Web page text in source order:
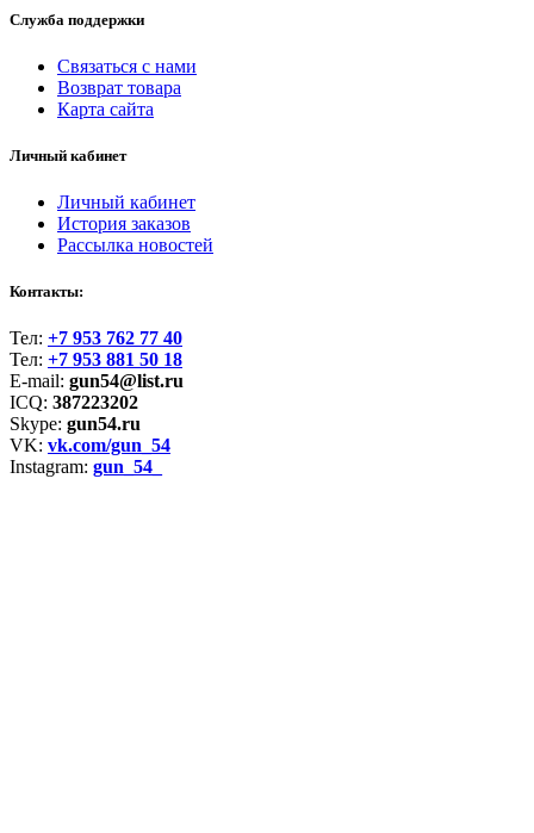
Служба поддержки
Связаться с нами
Возврат товара
Карта сайта
Личный кабинет
Личный кабинет
История заказов
Рассылка новостей
Контакты:
Тел: +7 953 762 77 40
Тел: +7 953 881 50 18
E-mail: gun54@list.ru
ICQ: 387223202
Skype: gun54.ru
VK: vk.com/gun_54
Instagram: gun_54_